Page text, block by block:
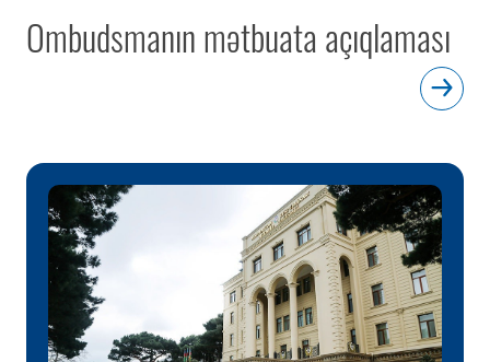
Ombudsmanın mətbuata açıqlaması